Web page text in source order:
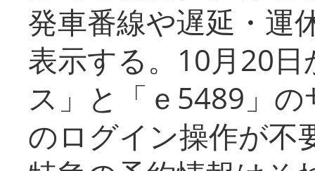
発車番線や遅延・運
表示する。10月20
ス」と「ｅ5489」
のログイン操作が不